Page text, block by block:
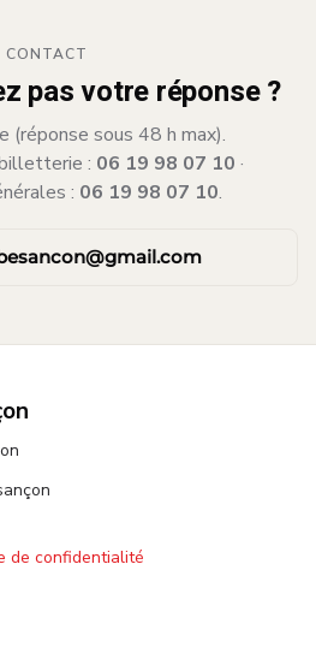
CONTACT
pas votre réponse ?
(réponse sous 48 h max).
: 06 19 98 07 10 ·
: 06 19 98 07 10.
de confidentialité